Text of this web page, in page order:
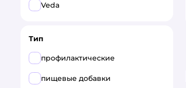
Veda
Тип
профилактические
пищевые добавки